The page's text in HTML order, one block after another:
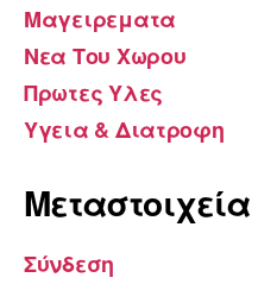
Μαγειρεματα
Νεα Του Χωρου
Πρωτες Υλες
Υγεια & Διατροφη
Μεταστοιχεία
Σύνδεση